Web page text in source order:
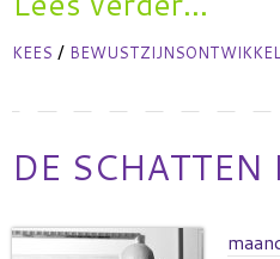
KEES /
DE